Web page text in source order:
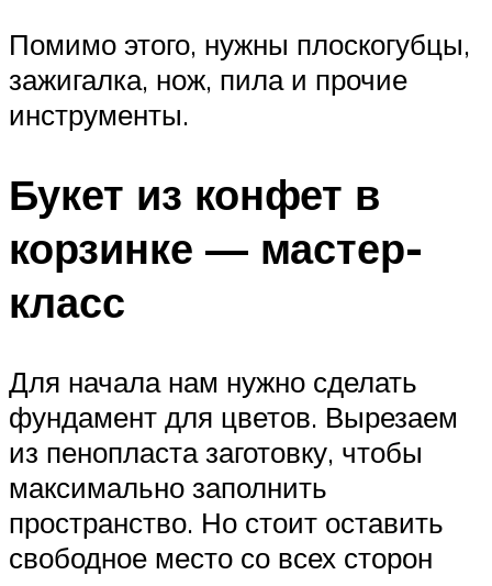
Помимо этого, нужны плоскогубцы,
зажигалка, нож, пила и прочие
инструменты.
Букет из конфет в
корзинке — мастер-
класс
Для начала нам нужно сделать
фундамент для цветов. Вырезаем
из пенопласта заготовку, чтобы
максимально заполнить
пространство. Но стоит оставить
свободное место со всех сторон